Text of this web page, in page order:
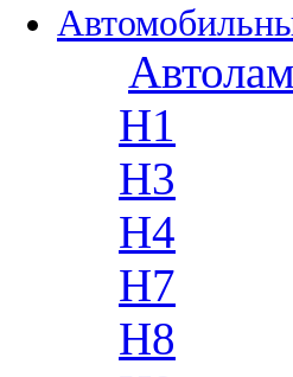
H1
H3
H4
H7
H8